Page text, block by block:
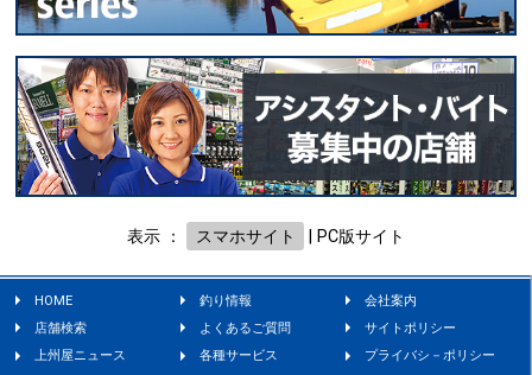
表示 ： スマホサイト PC版サイト
HOME 釣り情報
会社案内
店舗検索
よくあるご質問
サイトポリシー
上州屋ニュース
各種サービス プライバシ－ポリシー